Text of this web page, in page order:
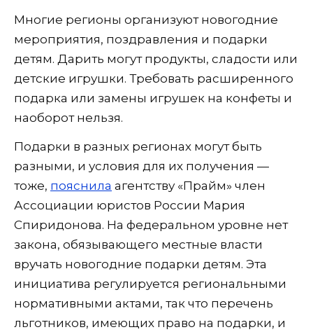
Многие регионы организуют новогодние
мероприятия, поздравления и подарки
детям. Дарить могут продукты, сладости или
детские игрушки. Требовать расширенного
подарка или замены игрушек на конфеты и
наоборот нельзя.
Подарки в разных регионах могут быть
разными, и условия для их получения —
тоже, пояснила агентству «Прайм» член
Ассоциации юристов России Мария
Спиридонова. На федеральном уровне нет
закона, обязывающего местные власти
вручать новогодние подарки детям. Эта
инициатива регулируется региональными
нормативными актами, так что перечень
льготников, имеющих право на подарки, и